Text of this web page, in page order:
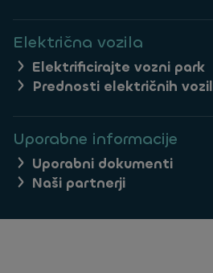
Električna vozila
Elektrificirajte vozni park
Prednosti električnih vozil
Uporabne informacije
Uporabni dokumenti
Naši partnerji